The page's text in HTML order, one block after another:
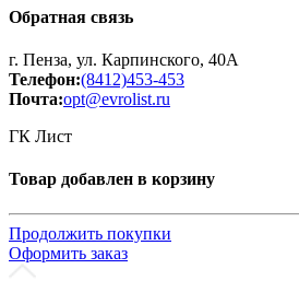
Обратная связь
г. Пенза, ул. Карпинского, 40А
Телефон:(8412)453-453
Почта:opt@evrolist.ru
ГК Лист
Товар добавлен в корзину
Продолжить покупки
Оформить заказ